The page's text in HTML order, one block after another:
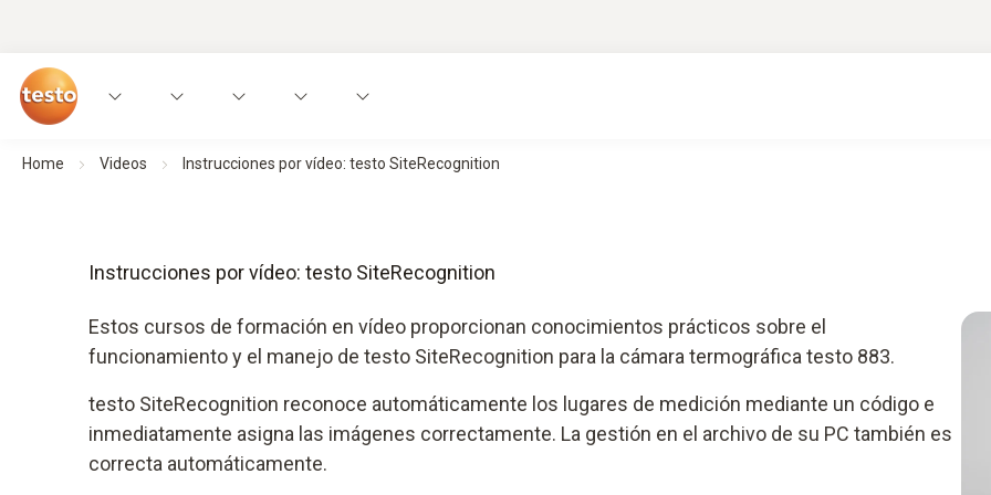
Home Videos Instrucciones por vídeo: testo SiteRecognition
Instrucciones por vídeo: testo SiteRecognition
Estos cursos de formación en vídeo proporcionan conocimientos prácticos sobre el
funcionamiento y el manejo de testo SiteRecognition para la cámara termográfica testo 883.
testo SiteRecognition reconoce automáticamente los lugares de medición mediante un código e
inmediatamente asigna las imágenes correctamente. La gestión en el archivo de su PC también es
correcta automáticamente.